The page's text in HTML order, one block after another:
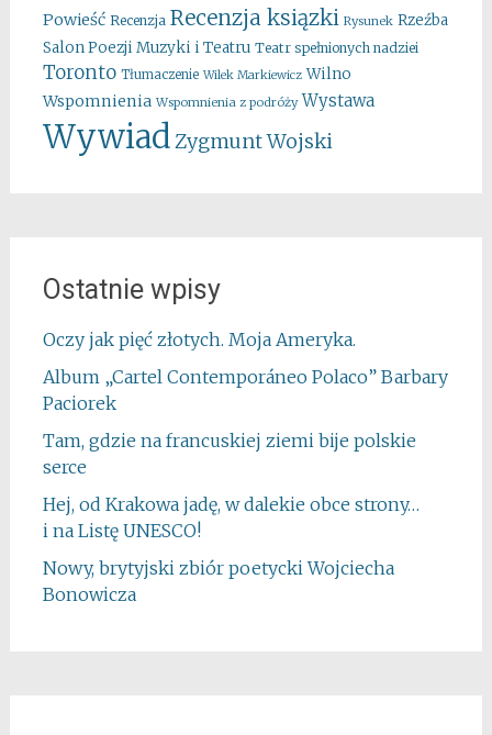
Powieść Recenzja Recenzja ksiązki Rysunek Rzeźba
Salon Poezji Muzyki i Teatru Teatr spełnionych nadziei
Toronto Tłumaczenie Wilek Markiewicz Wilno
Wspomnienia Wspomnienia z podróży Wystawa
WywiadZygmunt Wojski
Ostatnie wpisy
Oczy jak pięć złotych. Moja Ameryka.
Album „Cartel Contemporáneo Polaco” Barbary
Paciorek
Tam, gdzie na francuskiej ziemi bije polskie
serce
Hej, od Krakowa jadę, w dalekie obce strony…
i na Listę UNESCO!
Nowy, brytyjski zbiór poetycki Wojciecha
Bonowicza